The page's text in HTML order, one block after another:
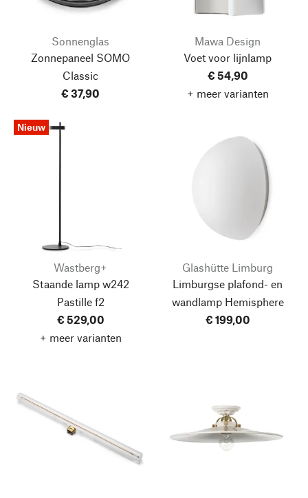
Sonnenglas
Zonnepaneel SOMO
Classic
€ 37,90
Mawa Design
Voet voor lijnlamp
€ 54,90
+ meer varianten
Nieuw
Wastberg+
Staande lamp w242
Pastille f2
€ 529,00
+ meer varianten
Glashütte Limburg
Limburgse plafond- en
wandlamp Hemisphere
€ 199,00